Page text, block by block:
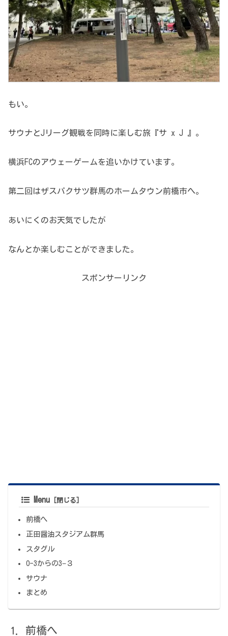
もい。
サウナとJリーグ観戦を同時に楽しむ旅『サ x J 』。
横浜FCのアウェーゲームを追いかけています。
第二回はザスパクサツ群馬のホームタウン前橋市へ。
あいにくのお天気でしたが
なんとか楽しむことができました。
スポンサーリンク
Menu
前橋へ
正田醤油スタジアム群馬
スタグル
0-3からの3−３
サウナ
まとめ
前橋へ